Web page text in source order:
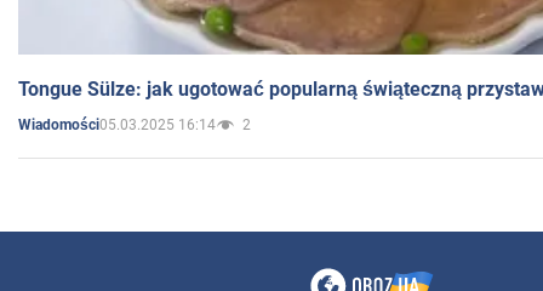
Tongue Sülze: jak ugotować popularną świąteczną
Wiadomości05.03.2025 16:14 2